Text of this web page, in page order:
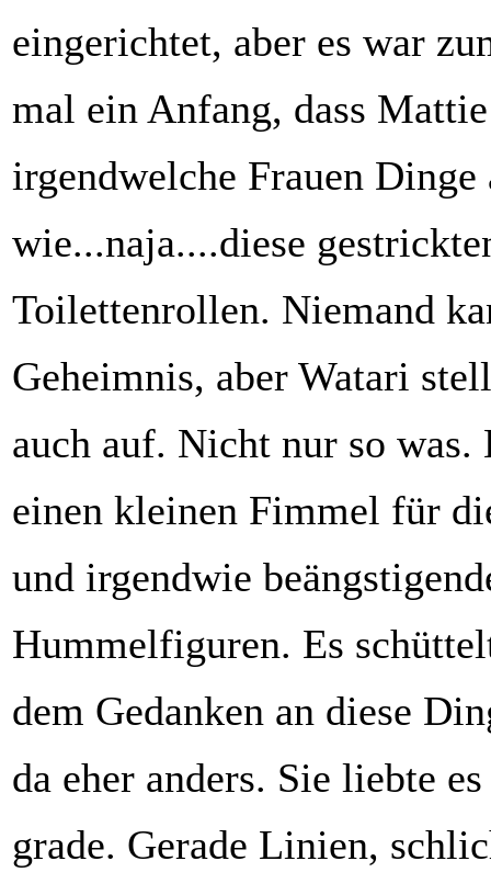
eingerichtet, aber es war
mal ein Anfang, dass
irgendwelche Frauen
wie...naja....diese
Toilettenrollen. Niemand
Geheimnis, aber Watari
auch auf. Nicht nur so was.
einen kleinen Fimmel für
und irgendwie
Hummelfiguren. Es
dem Gedanken an diese
da eher anders. Sie liebte
grade. Gerade Linien,